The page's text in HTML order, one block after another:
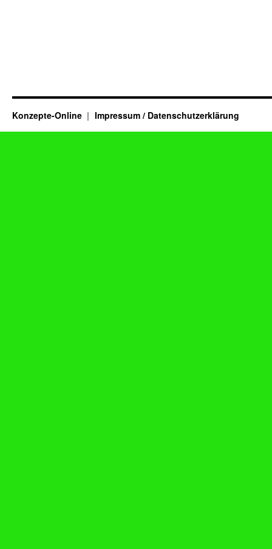
Konzepte-Online Impressum / Datenschutzerklärung